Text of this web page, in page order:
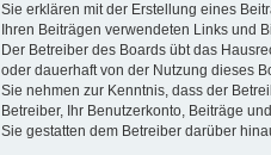
Sie erklären mit der Erstellung eines
Ihren Beiträgen verwendeten Links und
Der Betreiber des Boards übt das
oder dauerhaft von der Nutzung dieses
Sie nehmen zur Kenntnis, dass der
Betreiber, Ihr Benutzerkonto, Beiträge
Sie gestatten dem Betreiber darüber